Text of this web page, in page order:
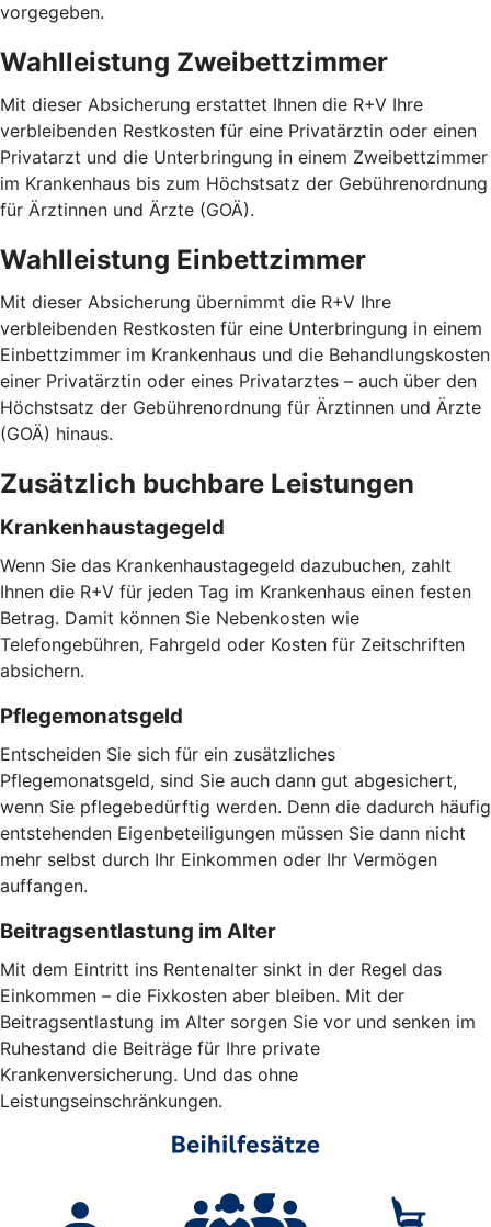
vorgegeben.
Wahlleistung Zweibettzimmer
Mit dieser Absicherung erstattet Ihnen die R+V Ihre
verbleibenden Restkosten für eine Privatärztin oder einen
Privatarzt und die Unterbringung in einem Zweibettzimmer
im Krankenhaus bis zum Höchstsatz der Gebührenordnung
für Ärztinnen und Ärzte (GOÄ).
Wahlleistung Einbettzimmer
Mit dieser Absicherung übernimmt die R+V Ihre
verbleibenden Restkosten für eine Unterbringung in einem
Einbettzimmer im Krankenhaus und die Behandlungskosten
einer Privatärztin oder eines Privatarztes – auch über den
Höchstsatz der Gebührenordnung für Ärztinnen und Ärzte
(GOÄ) hinaus.
Zusätzlich buchbare Leistungen
Krankenhaustagegeld
Wenn Sie das Krankenhaustagegeld dazubuchen, zahlt
Ihnen die R+V für jeden Tag im Krankenhaus einen festen
Betrag. Damit können Sie Nebenkosten wie
Telefongebühren, Fahrgeld oder Kosten für Zeitschriften
absichern.
Pflegemonatsgeld
Entscheiden Sie sich für ein zusätzliches
Pflegemonatsgeld, sind Sie auch dann gut abgesichert,
wenn Sie pflegebedürftig werden. Denn die dadurch häufig
entstehenden Eigenbeteiligungen müssen Sie dann nicht
mehr selbst durch Ihr Einkommen oder Ihr Vermögen
auffangen.
Beitragsentlastung im Alter
Mit dem Eintritt ins Rentenalter sinkt in der Regel das
Einkommen – die Fixkosten aber bleiben. Mit der
Beitragsentlastung im Alter sorgen Sie vor und senken im
Ruhestand die Beiträge für Ihre private
Krankenversicherung. Und das ohne
Leistungseinschränkungen.